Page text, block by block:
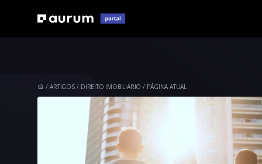
ARTIGOS DIREITO IMOBILIÁRIO PÁGINA ATUAL